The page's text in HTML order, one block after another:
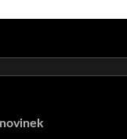
z triumfu na
dlouhodrážní titul!
překvapeními!